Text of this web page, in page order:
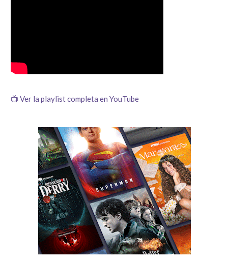
📺 Ver la playlist completa en YouTube